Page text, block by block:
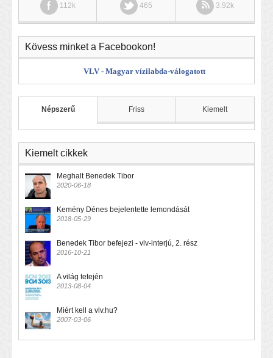
112k 465 3.92k
Kövess minket a Facebookon!
VLV - Magyar vízilabda-válogatott
Népszerű Friss Kiemelt
Kiemelt cikkek
Meghalt Benedek Tibor
2020-06-18
Kemény Dénes bejelentette lemondását
2018-05-29
Benedek Tibor befejezi - vlv-interjú, 2. rész
2016-10-21
A világ tetején
2013-08-04
Miért kell a vlv.hu?
2007-03-06